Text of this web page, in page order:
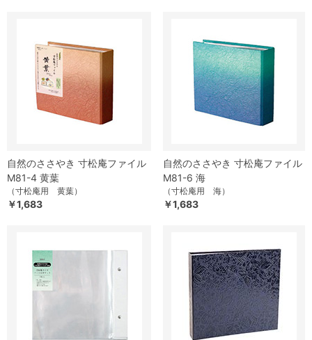
自然のささやき 寸松庵ファイル
M81-4 黄葉
（寸松庵用 黄葉）
￥1,683
自然のささやき 寸松庵ファイル
M81-6 海
（寸松庵用 海）
￥1,683